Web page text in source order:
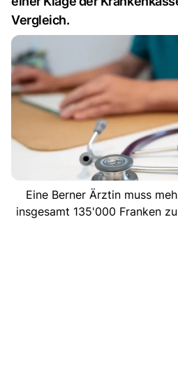
Vergleich.
Eine Berner Ärztin muss
insgesamt 135'000 Franken